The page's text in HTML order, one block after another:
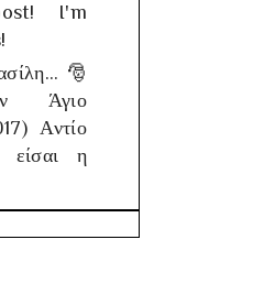
I'm
Άγιο
Αντίο
είσαι η